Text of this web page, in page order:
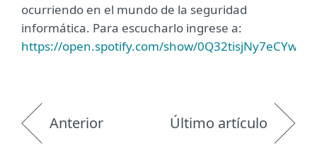
ocurriendo en el mundo de la seguridad
informática. Para escucharlo ingrese a:
https://open.spotify.com/show/
Anterior Último artículo